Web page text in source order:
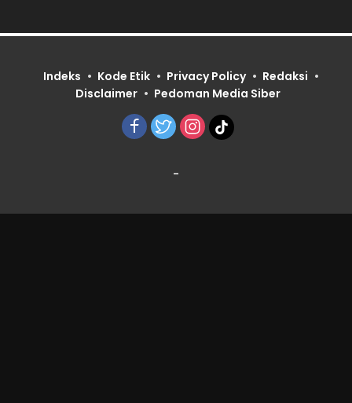
Indeks Kode Etik Privacy Policy
Redaksi
Disclaimer
Pedoman Media Siber
-